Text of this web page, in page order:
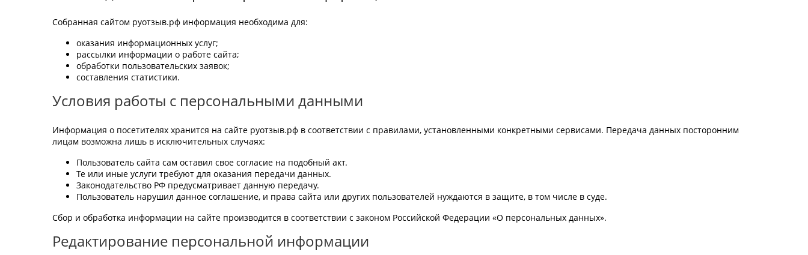
Собранная сайтом руотзыв.рф информация необходима для:
оказания информационных услуг;
рассылки информации о работе сайта;
обработки пользовательских заявок;
составления статистики.
Условия работы с персональными данными
Информация о посетителях хранится на сайте руотзыв.рф в соответствии с правилами, установленными конкретными сервисами. Передача данных посторонним
лицам возможна лишь в исключительных случаях:
Пользователь сайта сам оставил свое согласие на подобный акт.
Те или иные услуги требуют для оказания передачи данных.
Законодательство РФ предусматривает данную передачу.
Пользователь нарушил данное соглашение, и права сайта или других пользователей нуждаются в защите, в том числе в суде.
Сбор и обработка информации на сайте производится в соответствии с законом Российской Федерации «О персональных данных».
Редактирование персональной информации